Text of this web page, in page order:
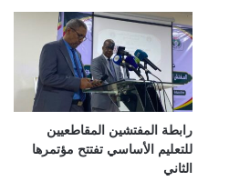
رابطة المفتشين المقاطعيين
للتعليم الأساسي تفتتح مؤتمرها
الثاني